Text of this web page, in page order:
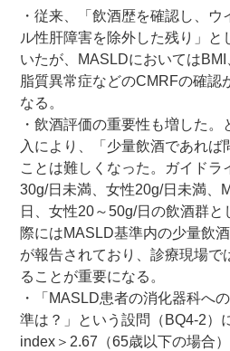
・従来、「飲酒歴を確認し、
ル性肝障害を除外した残り」と
いたが、MASLDにおいてはBMI
脂質異常症などのCMRFの確認
なる。
・飲酒評価の重要性も増した
入により、「少量飲酒であれば
ことは難しくなった。ガイドラ
30g/日未満、女性20g/日未満、
日、女性20～50g/日の飲酒群
際にはMASLD基準内の少量飲
が報告されており、診療現場で
ることが重要になる。
・「MASLD患者の消化器科へ
準は？」という設問（BQ4-2）
index＞2.67（65歳以下の場合